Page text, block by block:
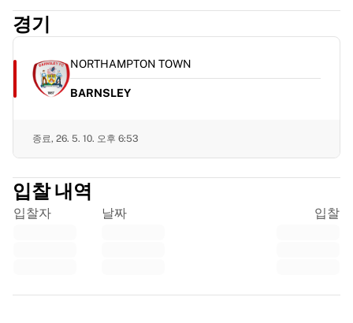
럭비 전체 보기
크리켓
델리 캐피털스
서인도 제도
아이스하키
올보르 파이리츠
트레 크로노르
NHL 앨럼나이
아이스하키 전체 보기
이용 방법
경기
NORTHAMPTON TOWN
BARNSLEY
종료, 26. 5. 10. 오후 6:53
입찰 내역
입찰자 날짜 입찰